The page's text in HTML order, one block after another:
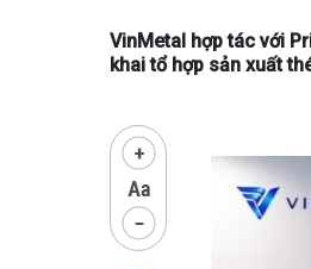
VinMetal hợp tác với
khai tổ hợp sản xuất